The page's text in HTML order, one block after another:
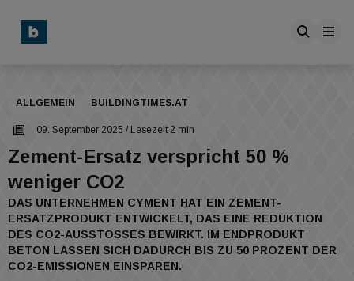
ALLGEMEIN BUILDINGTIMES.AT
09. September 2025 / Lesezeit 2 min
Zement-Ersatz verspricht 50 %
weniger CO2
DAS UNTERNEHMEN CYMENT HAT EIN ZEMENT-
ERSATZPRODUKT ENTWICKELT, DAS EINE REDUKTION
DES CO2-AUSSTOSSES BEWIRKT. IM ENDPRODUKT B
ETON LASSEN SICH DADURCH BIS ZU 50 PROZENT DER C
O2-EMISSIONEN EINSPAREN.